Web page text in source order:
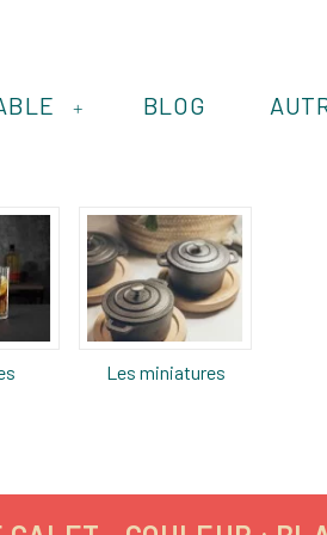
+ BLOG
Les miniatures